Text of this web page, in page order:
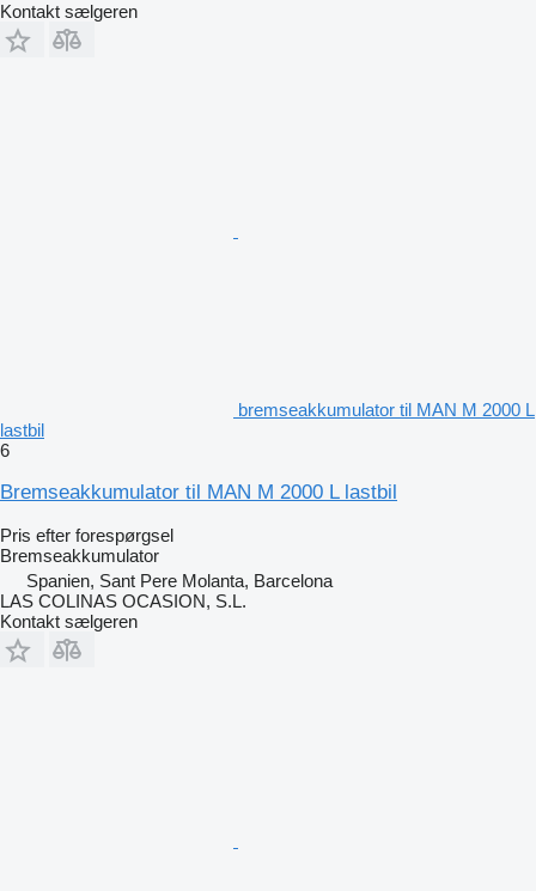
Kontakt sælgeren
bremseakkumulator til MAN M 2000 L
lastbil
6
Bremseakkumulator til MAN M 2000 L lastbil
Pris efter forespørgsel
Bremseakkumulator
Spanien, Sant Pere Molanta, Barcelona
LAS COLINAS OCASION, S.L.
Kontakt sælgeren